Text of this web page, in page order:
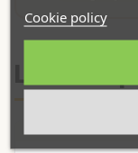
Liknande
Cookie policy